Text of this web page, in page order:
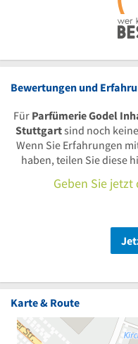
Bewertungen und
Für Parfümerie Godel
Stuttgartsind noch
Wenn Sie Erfahrungen
haben, teilen Sie diese
Geben Sie
Karte & Route